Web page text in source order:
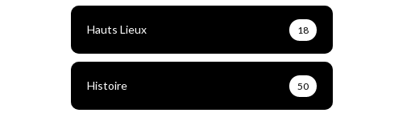
Hauts Lieux 18
Histoire 50